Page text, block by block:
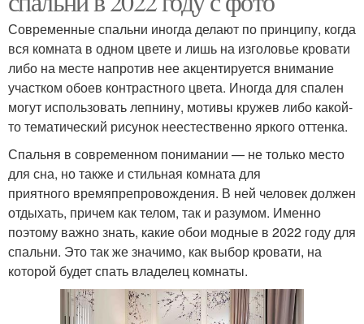
Современные спальни иногда делают по принципу, когда
вся комната в одном цвете и лишь на изголовье кровати
либо на месте напротив нее акцентируется внимание
участком обоев контрастного цвета. Иногда для спален
могут использовать лепнину, мотивы кружев либо какой-
то тематический рисунок неестественно яркого оттенка.
Спальня в современном понимании — не только место
для сна, но также и стильная комната для
приятного времяпрепровождения. В ней человек должен
отдыхать, причем как телом, так и разумом. Именно
поэтому важно знать, какие обои модные в 2022 году для
спальни. Это так же значимо, как выбор кровати, на
которой будет спать владелец комнаты.